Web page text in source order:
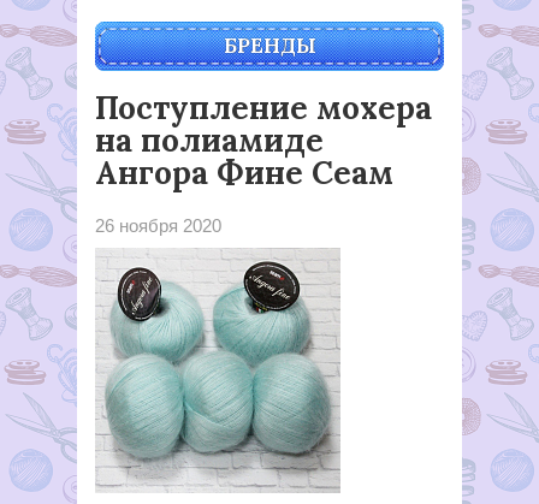
БРЕНДЫ
Поступление мохера
на полиамиде
Ангора Фине Сеам
26 ноября 2020